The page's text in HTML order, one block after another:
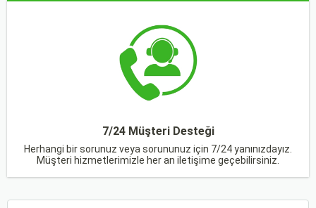
7/24 Müşteri Desteği
Herhangi bir sorunuz veya sorununuz için 7/24 yanınızdayız.
Müşteri hizmetlerimizle her an iletişime geçebilirsiniz.